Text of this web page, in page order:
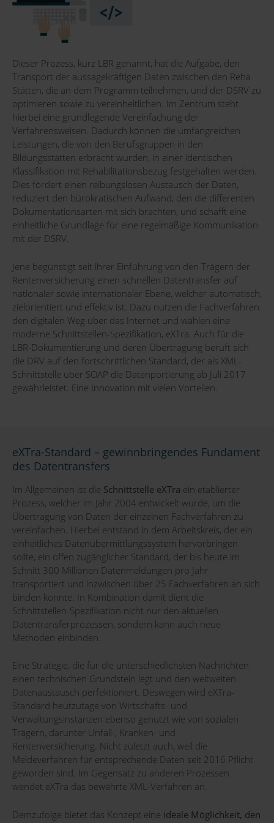
Dieser Prozess, kurz LBR genannt, hat die Aufgabe, den
Transport der aussagekräftigen Daten zwischen den Reha-
Stätten, die an dem Programm teilnehmen, und der DSRV zu
optimieren sowie zu vereinheitlichen. Im Zentrum steht
hierbei eine grundlegende Vereinfachung der
Verfahrensweisen. Dadurch können die umfangreichen
Leistungen, die von den Berufsgruppen in den
Bildungsstätten erbracht wurden, in einer identischen
Klassifikation mit Rehabilitationsbezug festgehalten werden.
Dies fördert einen reibungslosen Austausch der Daten,
reduziert den bürokratischen Aufwand, den die differenten
Dokumentationsarten mit sich brachten, und schafft eine
einheitliche Grundlage für eine regelmäßige Kommunikation
mit der DSRV.
Jene begünstigt seit ihrer Einführung von den Trägern der
Rentenversicherung einen schnellen Datentransfer auf
nationaler sowie internationaler Ebene, welcher automatisch,
zielorientiert und effektiv ist. Dazu nutzen die Fachverfahren
den digitalen Weg über das Internet und wählen eine
moderne Schnittstellen-Spezifikation, eXTra. Auch für die
LBR-Dokumentierung und deren Übertragung beruft sich
die DRV auf den fortschrittlichen Standard, der als XML-
Schnittstelle über SOAP die Datenportierung ab Juli 2017
gewährleistet. Eine Innovation mit vielen Vorteilen.
eXTra-Standard – gewinnbringendes Fundament
des Datentransfers
Im Allgemeinen ist die Schnittstelle eXTra ein etablierter
Prozess, welcher im Jahr 2004 entwickelt wurde, um die
Übertragung von Daten der einzelnen Fachverfahren zu
vereinfachen. Hierbei entstand in dem Arbeitskreis, der ein
einheitliches Datenübermittlungssystem hervorbringen
sollte, ein offen zugänglicher Standard, der bis heute im
Schnitt 300 Millionen Datenmeldungen pro Jahr
transportiert und inzwischen über 25 Fachverfahren an sich
binden konnte. In Kombination damit dient die
Schnittstellen-Spezifikation nicht nur den aktuellen
Datentransferprozessen, sondern kann auch neue
Methoden einbinden.
Eine Strategie, die für die unterschiedlichsten Nachrichten
einen technischen Grundstein legt und den weltweiten
Datenaustausch perfektioniert. Deswegen wird eXTra-
Standard heutzutage von Wirtschafts- und
Verwaltungsinstanzen ebenso genutzt wie von sozialen
Trägern, darunter Unfall-, Kranken- und
Rentenversicherung. Nicht zuletzt auch, weil die
Meldeverfahren für entsprechende Daten seit 2016 Pflicht
geworden sind. Im Gegensatz zu anderen Prozessen
wendet eXTra das bewährte XML-Verfahren an.
Demzufolge bietet das Konzept eine ideale Möglichkeit, den